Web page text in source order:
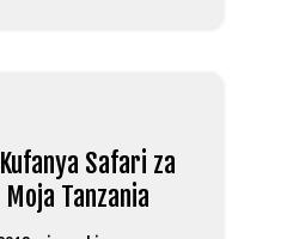
Safari za
Tanzania